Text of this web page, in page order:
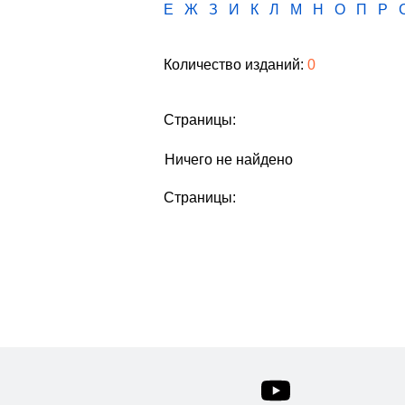
Е
Ж З И К Л М Н О П Р
Количество изданий: 0
Страницы:
Ничего не найдено
Страницы: